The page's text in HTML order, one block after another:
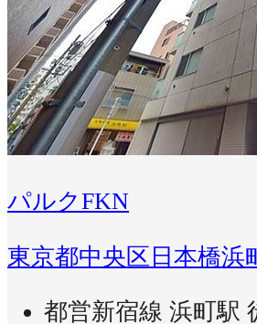
パルクFKN
東京都中央区日本橋浜
都営新宿線 浜町駅